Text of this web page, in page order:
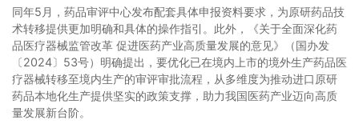
同年5月，药品审评中心发布配套具体申报资料要求，为原研药品技
术转移提供更加明确和具体的操作指引。此外，《关于全面深化药
品医疗器械监管改革 促进医药产业高质量发展的意见》（国办发
〔2024〕53号）明确提出，要优化已在境内上市的境外生产药品医
疗器械转移至境内生产的审评审批流程，从多维度为推动进口原研
药品本地化生产提供坚实的政策支撑，助力我国医药产业迈向高质
量发展新台阶。